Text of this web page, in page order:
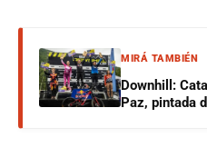
MIRÁ TAMBIÉN
Downhill:
Paz, pintada